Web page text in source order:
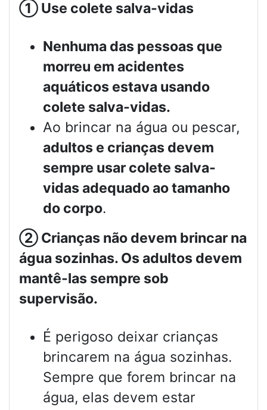
① Use colete salva-vidas
Nenhuma das pessoas que
morreu em acidentes
aquáticos estava usando
colete salva-vidas.
Ao brincar na água ou pescar,
adultos e crianças devem
sempre usar colete salva-
vidas adequado ao tamanho
do corpo.
② Crianças não devem brincar na
água sozinhas. Os adultos devem
mantê-las sempre sob
supervisão.
É perigoso deixar crianças
brincarem na água sozinhas.
Sempre que forem brincar na
água, elas devem estar